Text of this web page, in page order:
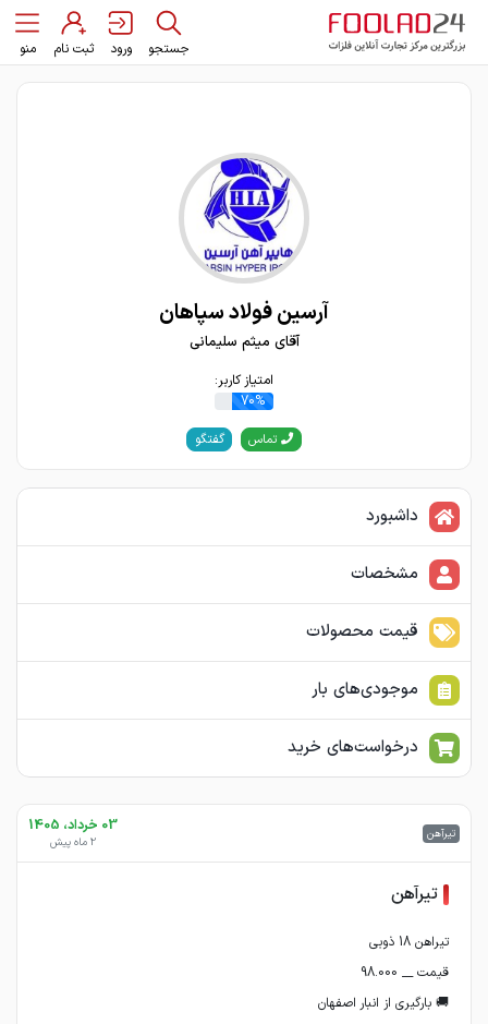
جستجو ورود ثبت نام منو
آرسین فولاد سپاهان
آقای میثم سلیمانی
امتیاز کاربر:
70%
تماس گفتگو
داشبورد
مشخصات
قیمت محصولات
موجودی‌های بار
درخواست‌های خرید
تیرآهن 03 خرداد، 1405
2 ماه پیش
تیرآهن